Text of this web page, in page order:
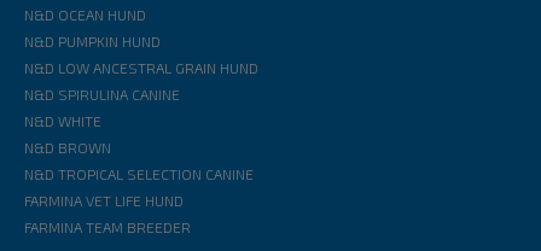
N&D OCEAN HUND
N&D PUMPKIN HUND
N&D LOW ANCESTRAL GRAIN HUND
N&D SPIRULINA CANINE
N&D WHITE
N&D BROWN
N&D TROPICAL SELECTION CANINE
FARMINA VET LIFE HUND
FARMINA TEAM BREEDER